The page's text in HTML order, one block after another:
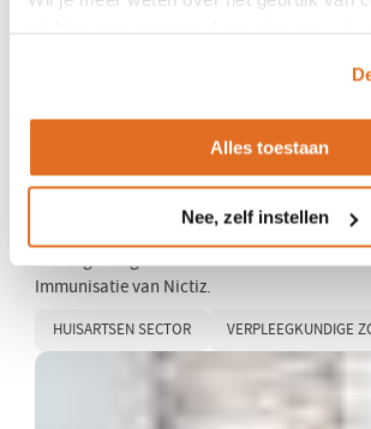
Alles toestaan
Nee, zelf instellen
Nictiz wint de Taalunie Zorgtaalprijs 2024
Vaccinatie-Immunisatie verrijkt met
Lees hoe binnen afzienbare tijd het
Immunisatie van Nictiz.
HUISARTSEN SECTOR VERPLEEGKUNDIGE